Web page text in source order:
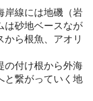
岸線には地磯（岩
は砂地ベースなが
から根魚、アオリ
の付け根から外海
と繋がっていく地